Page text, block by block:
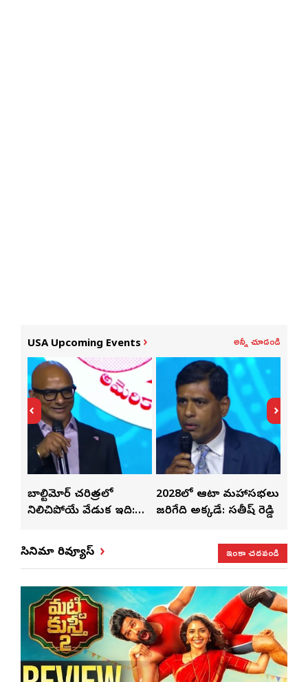
USA Upcoming Events అన్నీ చూడండి
బాల్టిమోర్ చరిత్రలో
నిలిచిపోయే వేడుక ఇది:
2028లో ఆటా మహాసభలు
జరిగేది అక్కడే: సతీష్ రెడ్డి
సినిమా రివ్యూస్ ఇంకా చదవండి